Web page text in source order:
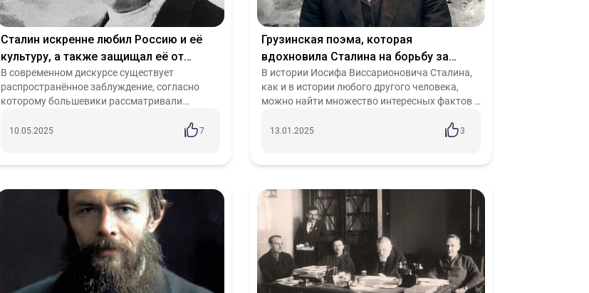
Сталин искренне любил Россию и её
культуру, а также защищал её от
нападок союзников по
коммунистическому лагерю
В современном дискурсе существует
распространённое заблуждение, согласно
которому большевики рассматривали
для разжигания мировой революции. Для
10.05.2025 7
Грузинская поэма, которая
вдохновила Сталина на борьбу за
прогресс и счастье человечества
В истории Иосифа Виссарионовича Сталина,
как и в истории любого другого человека,
можно найти множество интересных фактов и
любовь к чтению, которая зароди...
13.01.2025 3